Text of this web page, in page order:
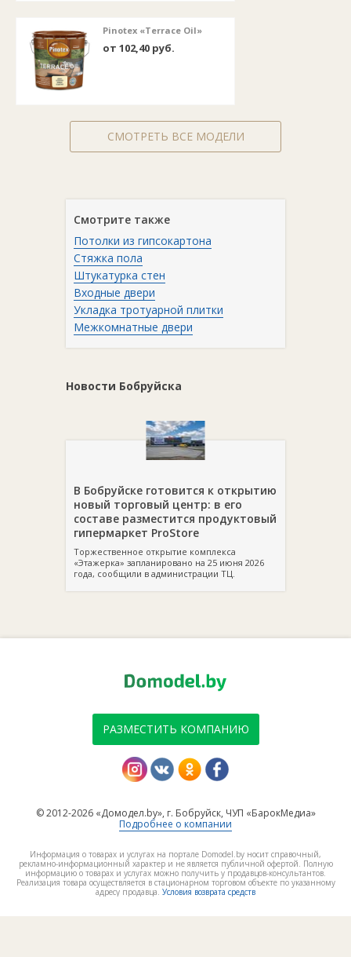
Pinotex «Terrace Oil»
от 102,40 руб.
СМОТРЕТЬ ВСЕ МОДЕЛИ
Смотрите также
Потолки из гипсокартона
Стяжка пола
Штукатурка стен
Входные двери
Укладка тротуарной плитки
Межкомнатные двери
Новости Бобруйска
В Бобруйске готовится к открытию
новый торговый центр: в его
составе разместится продуктовый
гипермаркет ProStore
Торжественное открытие комплекса
«Этажерка» запланировано на 25 июня 2026
года, сообщили в администрации ТЦ.
РАЗМЕСТИТЬ КОМПАНИЮ
© 2012-2026 «Домодел.by», г. Бобруйск, ЧУП «БарокМедиа»
Подробнее о компании
Информация о товарах и услугах на портале Domodel.by носит справочный,
рекламно-информационный характер и не является публичной офертой. Полную
информацию о товарах и услугах можно получить у продавцов-консультантов.
Реализация товара осуществляется в стационарном торговом объекте по указанному
адресу продавца. Условия возврата средств